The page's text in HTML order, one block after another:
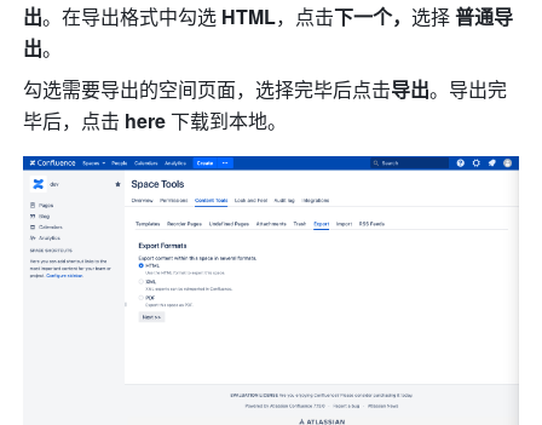
出。在导出格式中勾选 HTML，点击下一个，选择 普通导
出。
勾选需要导出的空间页面，选择完毕后点击导出。导出完
毕后，点击 here 下载到本地。